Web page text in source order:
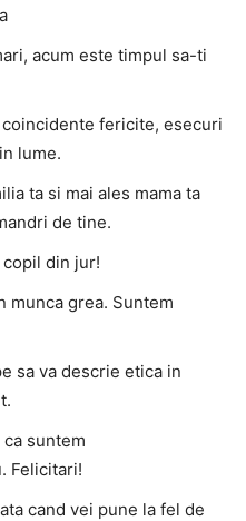
acum este timpul sa-ti
fericite, esecuri
lume.
ta si mai ales mama ta
de tine.
din jur!
munca grea. Suntem
sa va descrie etica in
suntem
Felicitari!
cand vei pune la fel de